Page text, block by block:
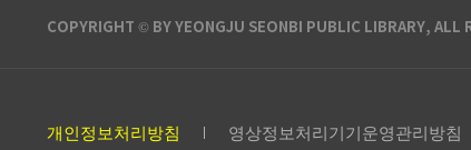
COPYRIGHT © BY YEONGJU SEONBI PUBLIC LIBRARY, ALL
개인정보처리방침 영상정보처리기기운영관리방침